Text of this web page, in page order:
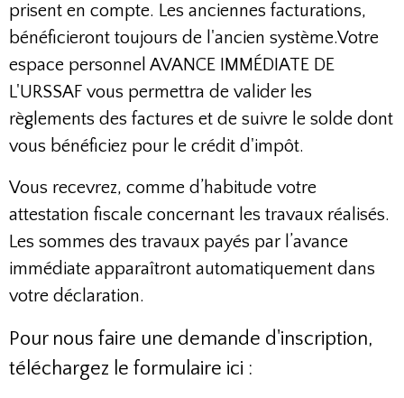
prisent en compte. Les anciennes facturations,
bénéficieront toujours de l'ancien système.Votre
espace personnel AVANCE IMMÉDIATE DE
L'URSSAF vous permettra de valider les
règlements des factures et de suivre le solde dont
vous bénéficiez pour le crédit d'impôt.
Vous recevrez, comme d’habitude votre
attestation fiscale concernant les travaux réalisés.
Les sommes des travaux payés par l’avance
immédiate apparaîtront automatiquement dans
votre déclaration.
Pour nous faire une demande d'inscription,
téléchargez le formulaire ici :